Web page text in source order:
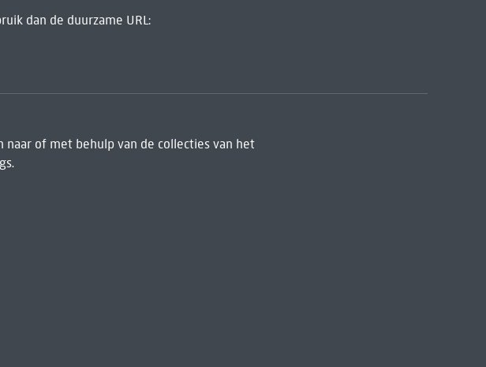
dan de duurzame URL:
of met behulp van de collecties van het